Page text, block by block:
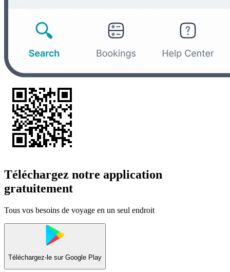
Téléchargez notre application
gratuitement
Tous vos besoins de voyage en un seul endroit
Téléchargez-le sur Google Play